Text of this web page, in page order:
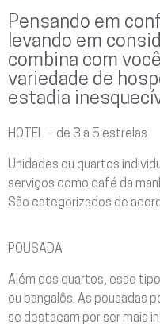
Pensando em
levando em
combina com
variedade de
estadia
HOTEL – de 3 a 5 estrelas
Unidades ou quartos
serviços como café da
São categorizados de
POUSADA
Além dos quartos, esse
ou bangalôs. As pousadas
se destacam por ser mais